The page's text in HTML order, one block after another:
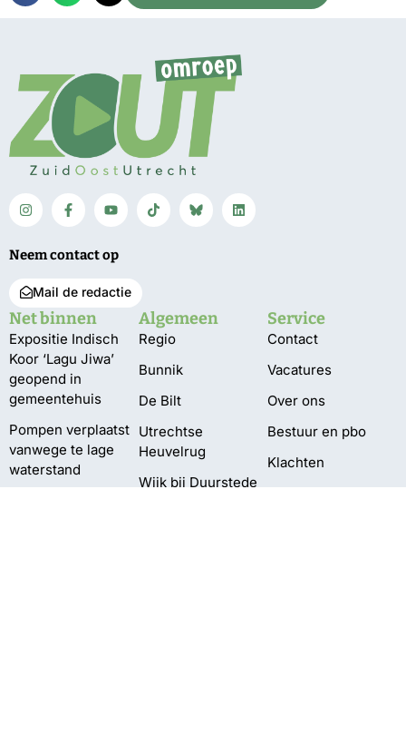
Neem contact op
Mail de redactie
Net binnen
Expositie Indisch
Koor ‘Lagu Jiwa’
geopend in
gemeentehuis
Pompen verplaatst
vanwege te lage
waterstand
Algemeen
Regio
Bunnik
De Bilt
Utrechtse
Heuvelrug
Wijk bij Duurstede
Service
Contact
Vacatures
Over ons
Bestuur en pbo
Klachten
Privacy